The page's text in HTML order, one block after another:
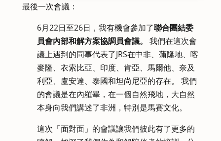
最後一次會議：
6月22日至26日，我有機會參加了聯合團結委
員會內部和解方案協調員會議。
我們在這次會
議上遇到的同事代表了JRS在中非、蒲隆地、喀
麥隆、衣索比亞、印度、肯亞、馬爾他、奈及
利亞、盧安達、泰國和坦尚尼亞的存在。 我們
的會議是在內羅畢，在一個自然飛地，大自然
本身向我們講述了非洲，特別是馬賽文化。
這次「面對面」的會議讓我們彼此有了更多的